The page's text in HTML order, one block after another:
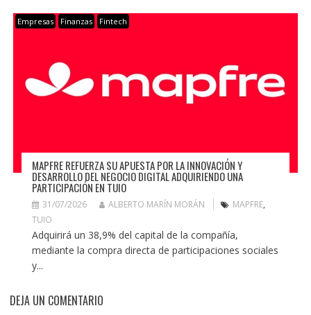
Empresas Finanzas Fintech
MAPFRE REFUERZA SU APUESTA POR LA INNOVACIÓN Y
DESARROLLO DEL NEGOCIO DIGITAL ADQUIRIENDO UNA
PARTICIPACIÓN EN TUIO
31/07/2026 ALBERTO MARÍN MORÁN MAPFRE,
TUIO
Adquirirá un 38,9% del capital de la compañía,
mediante la compra directa de participaciones sociales
y...
DEJA UN COMENTARIO